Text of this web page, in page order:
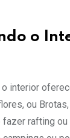
o
interior
ou
fazer rafting